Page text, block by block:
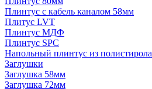
Плинтус с кабель каналом 58мм
Плитус LVT
Плинтус МДФ
Плинтус SPC
Напольный плинтус из полистирола
Заглушки
Заглушка 58мм
Заглушка 72мм